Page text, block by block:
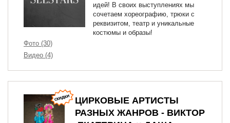
Фото (30)
Видео (4)
идей! В своих выступлениях мы
сочетаем хореографию, трюки с
реквизитом, театр и уникальные
костюмы и образы!
ЦИРКОВЫЕ АРТИСТЫ
РАЗНЫХ ЖАНРОВ - ВИКТОР